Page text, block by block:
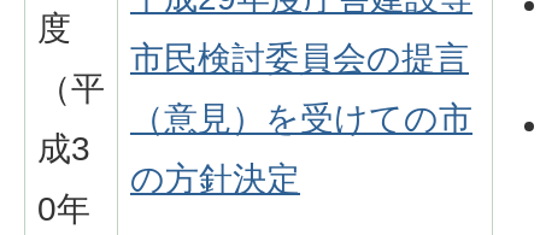
度
（平
成3
0年
市民検討委員会の提言
（意見）を受けての市
の方針決定